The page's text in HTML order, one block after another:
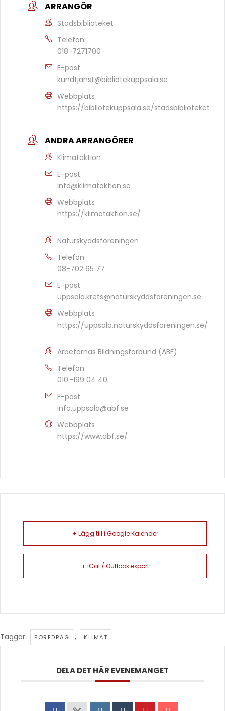
ARRANGÖR
Stadsbiblioteket
Telefon
018-7271700
E-post
kundtjanst@bibliotekuppsala.se
Webbplats
https://bibliotekuppsala.se/stadsbiblioteket
ANDRA ARRANGÖRER
Klimataktion
E-post
info@klimataktion.se
Webbplats
https://klimataktion.se/
Naturskyddsföreningen
Telefon
08-702 65 77
E-post
uppsala.krets@naturskyddsforeningen.se
Webbplats
https://uppsala.naturskyddsforeningen.se/
Arbetarnas Bildningsförbund (ABF)
Telefon
010 -199 04 40
E-post
info.uppsala@abf.se
Webbplats
https://www.abf.se/
+ Lägg till i Google Kalender
+ iCal / Outlook export
Taggar: FÖREDRAG , KLIMAT
DELA DET HÄR EVENEMANGET